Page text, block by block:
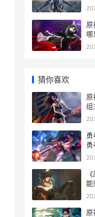
反
原
哪
猜你喜欢
原
组
怎
勇
勇
能
打
原